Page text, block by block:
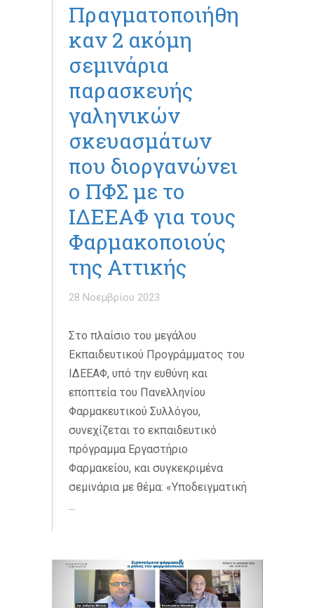
Πραγματοποιήθη
καν 2 ακόμη
σεμινάρια
παρασκευής
γαληνικών
σκευασμάτων
που διοργανώνει
ο ΠΦΣ με το
ΙΔΕΕΑΦ για τους
Φαρμακοποιούς
της Αττικής
28 Νοεμβρίου 2023
Στο πλαίσιο του μεγάλου
Εκπαιδευτικού Προγράμματος του
ΙΔΕΕΑΦ, υπό την ευθύνη και
εποπτεία του Πανελληνίου
Φαρμακευτικού Συλλόγου,
συνεχίζεται το εκπαιδευτικό
πρόγραμμα Εργαστήριο
Φαρμακείου, και συγκεκριμένα
σεμινάρια με θέμα: «Υποδειγματική
...